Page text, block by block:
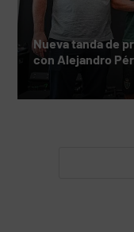
Nueva tanda de
con Alejandro